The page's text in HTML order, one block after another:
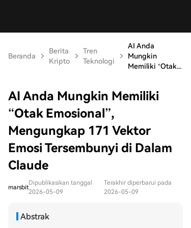
Beranda
Berita
Kripto
Tren
Teknologi
AI Anda
Mungkin
Memiliki “Otak...
AI Anda Mungkin Memiliki
“Otak Emosional”,
Mengungkap 171 Vektor
Emosi Tersembunyi di Dalam
Claude
marsbit
Dipublikasikan tanggal
2026-05-09
Terakhir diperbarui pada
2026-05-09
Abstrak